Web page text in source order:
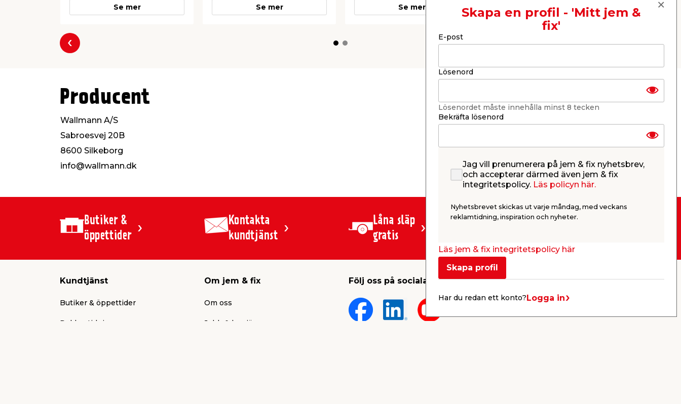
Se mer Se mer Se mer Se mer
Föregående
Producent
Wallmann A/S
Sabroesvej 20B
8600 Silkeborg
info@wallmann.dk
Butiker &
öppettider
Kontakta
kundtjänst
Låna släp
gratis
Kundtjänst
Butiker & öppettider
Reklamtidning
Om jem & fix
Om oss
Jobb & karriär
Följ oss på sociala medier
KB jem & fix
268 31 Svalöv, Sverige
Skapa en profil - 'Mitt jem &
fix'
E-post
Lösenord
Lösenordet måste innehålla minst 8 tecken
Bekräfta lösenord
Jag vill prenumerera på jem & fix nyhetsbrev,
och accepterar därmed även jem & fix
integritetspolicy. Läs policyn här.
Nyhetsbrevet skickas ut varje måndag, med veckans
reklamtidning, inspiration och nyheter.
Läs jem & fix integritetspolicy här
Skapa profil
Har du redan ett konto?Logga in